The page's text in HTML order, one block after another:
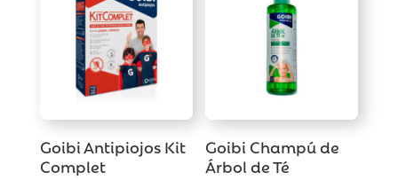
Goibi Antipiojos Kit
Complet
Goibi Champú de
Árbol de Té